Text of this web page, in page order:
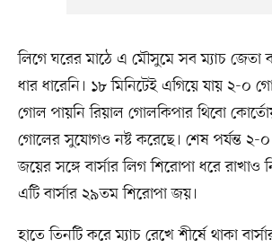
লিগে ঘরের মাঠে এ মৌসুমে সব ম্যাচ জেতা
ধার ধারেনি। ১৮ মিনিটেই এগিয়ে যায় ২-০
গোল পায়নি রিয়াল গোলকিপার থিবো
গোলের সুযোগও নষ্ট করেছে। শেষ পর্যন্ত ২-
জয়ের সঙ্গে বার্সার লিগ শিরোপা ধরে রাখাও
এটি বার্সার ২৯তম শিরোপা জয়।
হাতে তিনটি করে ম্যাচ রেখে শীর্ষে থাকা